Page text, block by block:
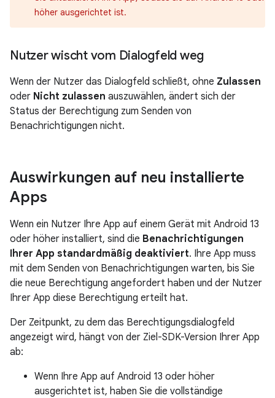
höher ausgerichtet ist.
Nutzer wischt vom Dialogfeld weg
Wenn der Nutzer das Dialogfeld schließt, ohne Zulassen
oder Nicht zulassen auszuwählen, ändert sich der
Status der Berechtigung zum Senden von
Benachrichtigungen nicht.
Auswirkungen auf neu installierte
Apps
Wenn ein Nutzer Ihre App auf einem Gerät mit Android 13
oder höher installiert, sind die Benachrichtigungen
Ihrer App standardmäßig deaktiviert. Ihre App muss
mit dem Senden von Benachrichtigungen warten, bis Sie
die neue Berechtigung angefordert haben und der Nutzer
Ihrer App diese Berechtigung erteilt hat.
Der Zeitpunkt, zu dem das Berechtigungsdialogfeld
angezeigt wird, hängt von der Ziel-SDK-Version Ihrer App
ab:
Wenn Ihre App auf Android 13 oder höher
ausgerichtet ist, haben Sie die vollständige